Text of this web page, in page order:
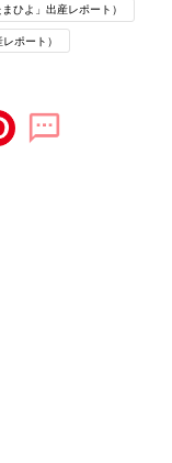
理痛の痛み来る。
て、なかなか眠れ
ひよ」出産レポート）
ポート）